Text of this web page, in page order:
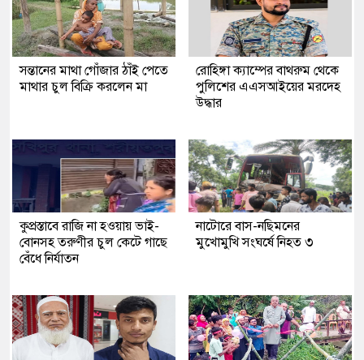
সন্তানের মাথা গোঁজার ঠাঁই পেতে
মাথার চুল বিক্রি করলেন মা
রোহিঙ্গা ক্যাম্পের বাথরুম থেকে
পুলিশের এএসআইয়ের মরদেহ
উদ্ধার
কুপ্রস্তাবে রাজি না হওয়ায় ভাই-
বোনসহ তরুণীর চুল কেটে গাছে
বেঁধে নির্যাতন
নাটোরে বাস-নছিমনের
মুখোমুখি সংঘর্ষে নিহত ৩